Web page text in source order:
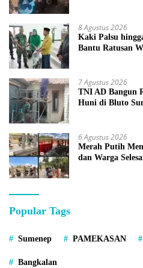
8 Agustus 2026
Kaki Palsu
Bantu Ratusan
7 Agustus 2026
TNI AD Bangun
Huni di Bluto
6 Agustus 2026
Merah Putih
dan Warga
Popular Tags
Sumenep PAMEKASAN
Bangkalan